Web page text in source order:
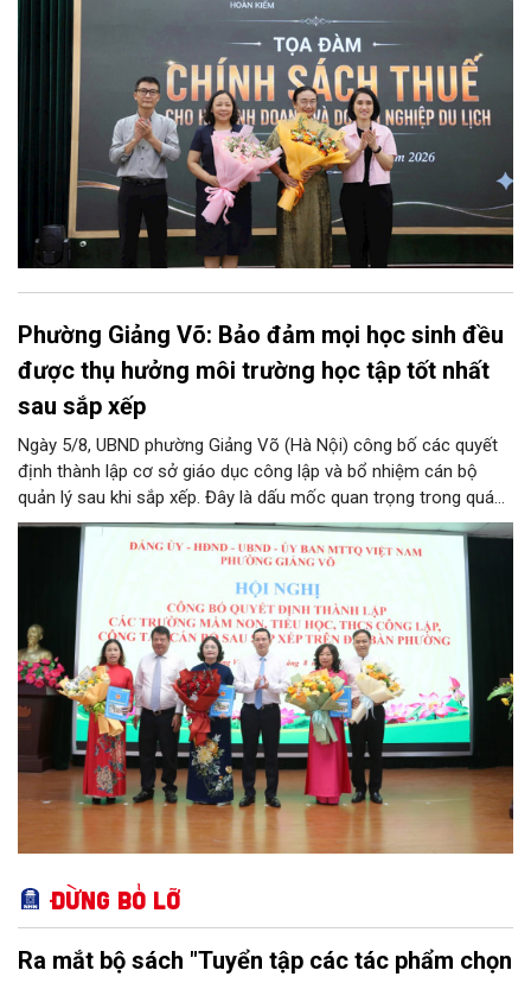
Phường Giảng Võ: Bảo đảm mọi học sinh đều
được thụ hưởng môi trường học tập tốt nhất
sau sắp xếp
Ngày 5/8, UBND phường Giảng Võ (Hà Nội) công bố các quyết
định thành lập cơ sở giáo dục công lập và bổ nhiệm cán bộ
quản lý sau khi sắp xếp. Đây là dấu mốc quan trọng trong quá
trình kiện toàn tổ chức bộ máy, thực hiện chủ trương tinh gọn,
nâng cao hiệu lực, hiệu quả quản lý theo các nghị quyết của
Trung ương và kế hoạch của UBND TP Hà Nội.
Đừng bỏ lỡ
Ra mắt bộ sách "Tuyển tập các tác phẩm chọn